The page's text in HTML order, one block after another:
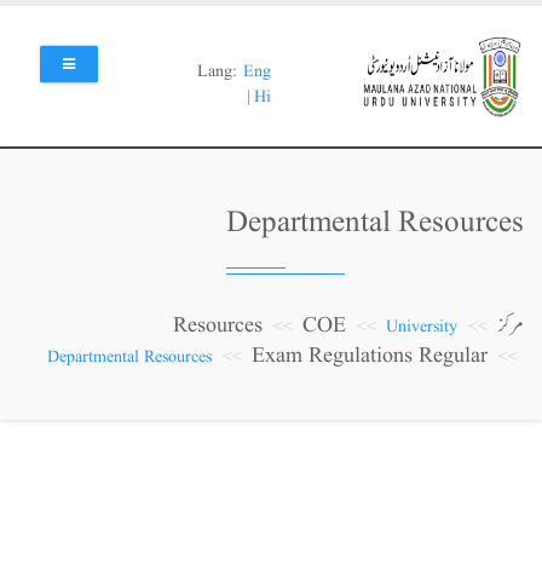
main
content
Lang: Eng
| Hi
Departmental Resources
مرکز COE
Resources
Exam Regulations Regular